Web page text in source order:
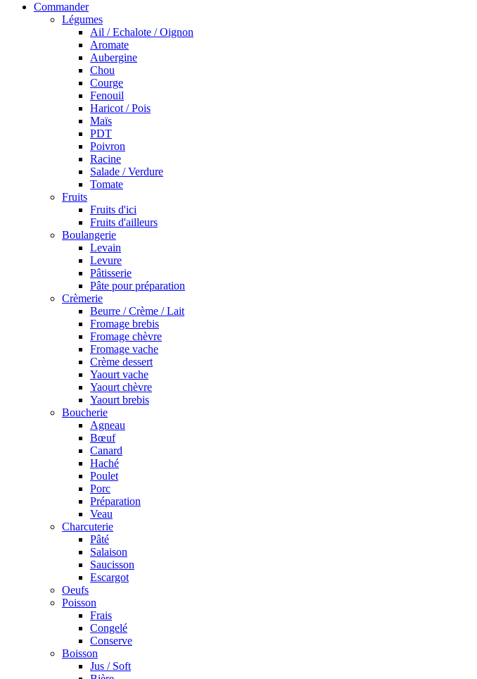
Commander
Légumes
Ail / Echalote / Oignon
Aromate
Aubergine
Chou
Courge
Fenouil
Haricot / Pois
Maïs
PDT
Poivron
Racine
Salade / Verdure
Tomate
Fruits
Fruits d'ici
Fruits d'ailleurs
Boulangerie
Levain
Levure
Pâtisserie
Pâte pour préparation
Crèmerie
Beurre / Crème / Lait
Fromage brebis
Fromage chèvre
Fromage vache
Crème dessert
Yaourt vache
Yaourt chèvre
Yaourt brebis
Boucherie
Agneau
Bœuf
Canard
Haché
Poulet
Porc
Préparation
Veau
Charcuterie
Pâté
Salaison
Saucisson
Escargot
Oeufs
Poisson
Frais
Congelé
Conserve
Boisson
Jus / Soft